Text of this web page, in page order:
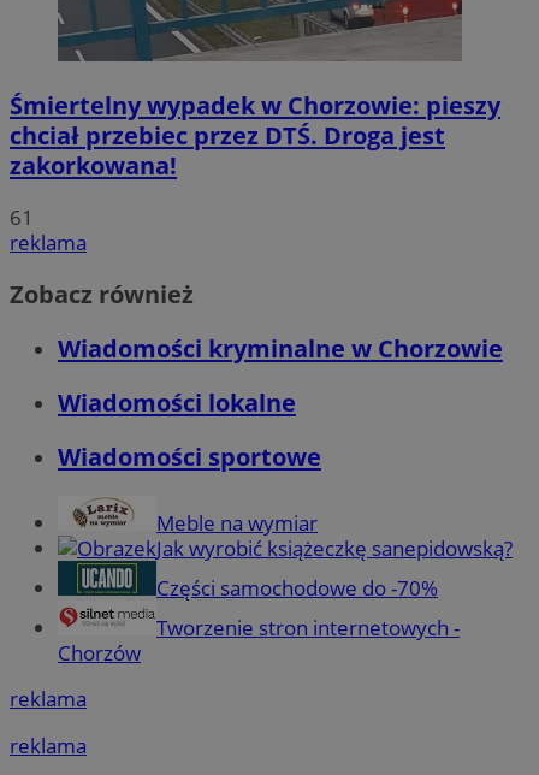
Śmiertelny wypadek w Chorzowie: pieszy
chciał przebiec przez DTŚ. Droga jest
zakorkowana!
61
reklama
Zobacz również
Wiadomości kryminalne w Chorzowie
Wiadomości lokalne
Wiadomości sportowe
Meble na wymiar
Jak wyrobić książeczkę sanepidowską?
Części samochodowe do -70%
Tworzenie stron internetowych -
Chorzów
reklama
reklama